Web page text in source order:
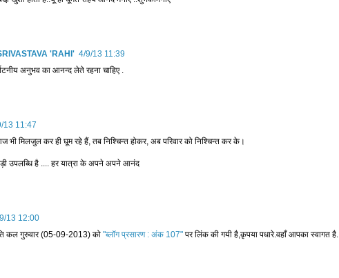
'RAHI' 4/9/13 11:39
अनुभव का आनन्द लेते रहना चाहिए .
13 11:47
मिलजुल कर ही घूम रहे हैं, तब निश्चिन्त होकर, अब परिवार को निश्चिन्त कर के।
बड़ी उपलब्धि है .... हर यात्रा के अपने अपने आनंद
13 12:00
कल गुरुवार (05-09-2013) को "ब्लॉग प्रसारण : अंक 107" पर लिंक की गयी है,कृपया पधारे.वहाँ आपका स्वागत है.